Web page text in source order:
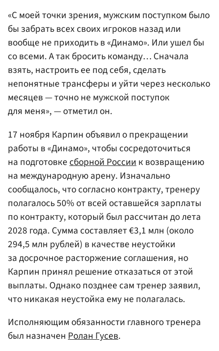
«С моей точки зрения, мужским поступком было
бы забрать всех своих игроков назад или
вообще не приходить в «Динамо». Или ушел бы
со всеми. А так бросить команду… Сначала
взять, настроить ее под себя, сделать
непонятные трансферы и уйти через несколько
месяцев — точно не мужской поступок
для меня», — отметил он.
17 ноября Карпин объявил о прекращении
работы в «Динамо», чтобы сосредоточиться
на подготовке сборной России к возвращению
на международную арену. Изначально
сообщалось, что согласно контракту, тренеру
полагалось 50% от всей оставшейся зарплаты
по контракту, который был рассчитан до лета
2028 года. Сумма составляет €3,1 млн (около
294,5 млн рублей) в качестве неустойки
за досрочное расторжение соглашения, но
Карпин принял решение отказаться от этой
выплаты. Однако позднее сам тренер заявил,
что никакая неустойка ему не полагалась.
Исполняющим обязанности главного тренера
был назначенРолан Гусев.